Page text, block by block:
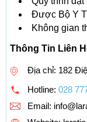
Được Bộ Y
Không gian
Thông Tin Liên
Địa chỉ: 182
Hotline: 028
Email: